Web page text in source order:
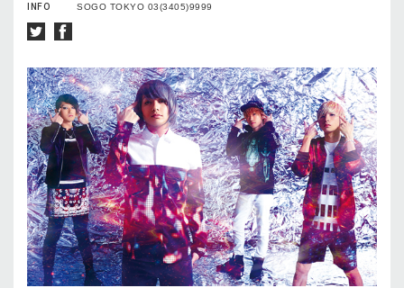
INFO
SOGO TOKYO 03(3405)9999